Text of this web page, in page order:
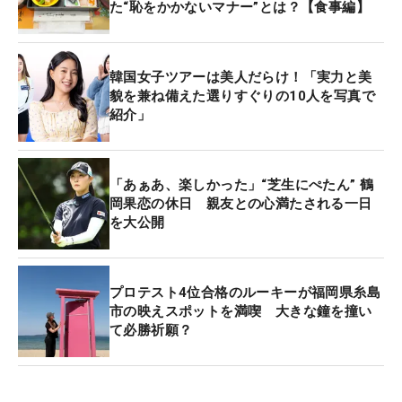
た“恥をかかないマナー”とは？【食事編】
韓国女子ツアーは美人だらけ！「実力と美
貌を兼ね備えた選りすぐりの10人を写真で
紹介」
「あぁあ、楽しかった」“芝生にぺたん” 鶴
岡果恋の休日 親友との心満たされる一日
を大公開
プロテスト4位合格のルーキーが福岡県糸島
市の映えスポットを満喫 大きな鐘を撞い
て必勝祈願？